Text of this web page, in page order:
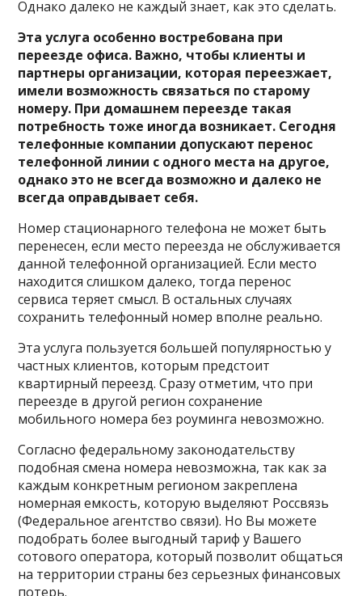
Однако далеко не каждый знает, как это сделать.
Эта услуга особенно востребована при
переезде офиса. Важно, чтобы клиенты и
партнеры организации, которая переезжает,
имели возможность связаться по старому
номеру. При домашнем переезде такая
потребность тоже иногда возникает. Сегодня
телефонные компании допускают перенос
телефонной линии с одного места на другое,
однако это не всегда возможно и далеко не
всегда оправдывает себя.
Номер стационарного телефона не может быть
перенесен, если место переезда не обслуживается
данной телефонной организацией. Если место
находится слишком далеко, тогда перенос
сервиса теряет смысл. В остальных случаях
сохранить телефонный номер вполне реально.
Эта услуга пользуется большей популярностью у
частных клиентов, которым предстоит
квартирный переезд. Сразу отметим, что при
переезде в другой регион сохранение
мобильного номера без роуминга невозможно.
Согласно федеральному законодательству
подобная смена номера невозможна, так как за
каждым конкретным регионом закреплена
номерная емкость, которую выделяют Россвязь
(Федеральное агентство связи). Но Вы можете
подобрать более выгодный тариф у Вашего
сотового оператора, который позволит общаться
на территории страны без серьезных финансовых
потерь.